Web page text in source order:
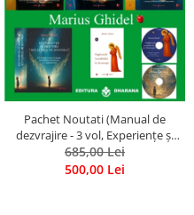
Pachet Noutati (Manual de
dezvrajire - 3 vol, Experiențe și
amintiri, Rugăciunile
Luceafarului de dimineata) -
685,00 Lei
500,00 Lei